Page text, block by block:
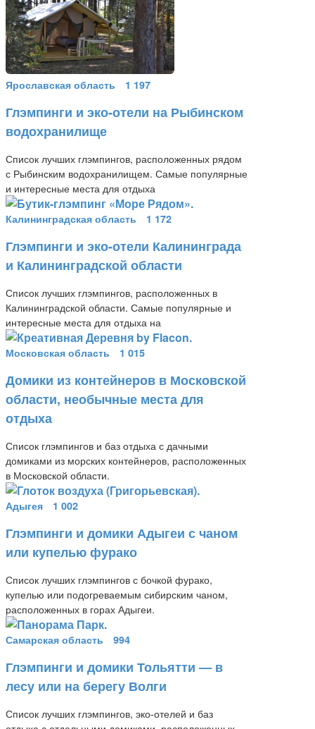
Ярославская область 1 197
Глэмпинги и эко-отели на Рыбинском
водохранилище
Список лучших глэмпингов, расположенных рядом
с Рыбинским водохранилищем. Самые популярные
и интересные места для отдыха
Калининградская область 1 172
Глэмпинги и эко-отели Калининграда
и Калининградской области
Список лучших глэмпингов, расположенных в
Калининградской области. Самые популярные и
интересные места для отдыха на
Московская область 1 015
Домики из контейнеров в Московской
области, необычные места для
отдыха
Список глэмпингов и баз отдыха с дачными
домиками из морских контейнеров, расположенных
в Московской области.
Адыгея 1 002
Глэмпинги и домики Адыгеи с чаном
или купелью фурако
Список лучших глэмпингов с бочкой фурако,
купелью или подогреваемым сибирским чаном,
расположенных в горах Адыгеи.
Самарская область 994
Глэмпинги и домики Тольятти — в
лесу или на берегу Волги
Список лучших глэмпингов, эко-отелей и баз